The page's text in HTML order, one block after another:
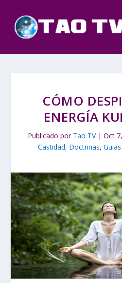
CÓMO
ENERGÍA
Publicado por Tao TV| Oct
Castidad, Doctrinas, Guias